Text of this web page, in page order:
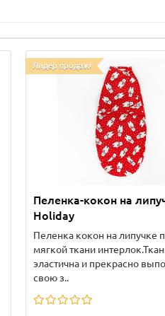
Лидер продаж!
Пеленка-кокон на
Holiday
Пеленка кокон на липучке
мягкой ткани
эластична и прекрасно
свою з..